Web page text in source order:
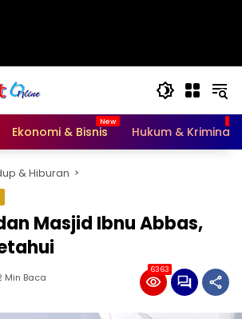
Ekonomi & Bisnis Hukum & Kriminal
& Hiburan
Masjid Ibnu Abbas,
Min Baca
6363